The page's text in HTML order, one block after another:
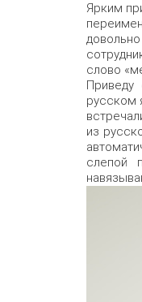
Ярким
слово
русском
из
слепой